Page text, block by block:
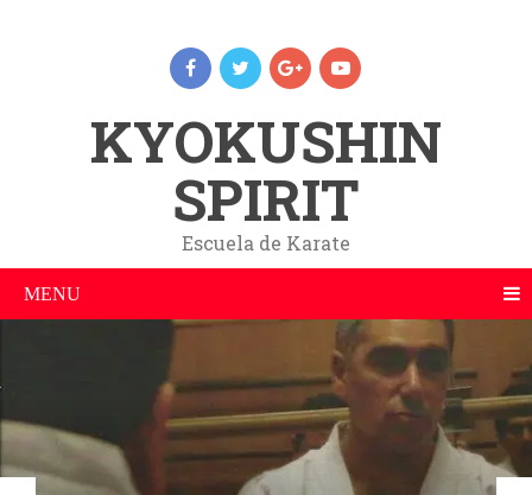
KYOKUSHIN
SPIRIT
Escuela de Karate
MENU